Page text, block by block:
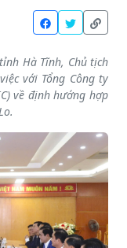
Hà Tĩnh, Chủ tịch
với Tổng Công ty
về định hướng hợp